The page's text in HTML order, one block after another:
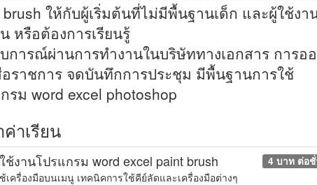
brush ให้กับผู้เริ่มต้นที่ไม่มีพื้นฐานเด็ก และผู้ใช้งา
หรือต้องการเรียนรู้
การณ์ผ่านการทำงานในบริษัททางเอกสาร การอ
ราชการ จดบันทึกการประชุม มีพื้นฐานการใช้
รม word excel photoshop
าเรียน
ช้งานโปรแกรม word excel paint brush 4 บาท ต่อชั่
เครื่องมือบนเมนู เทคนิคการใช้คีย์ลัดและเครื่องมือต่างๆ